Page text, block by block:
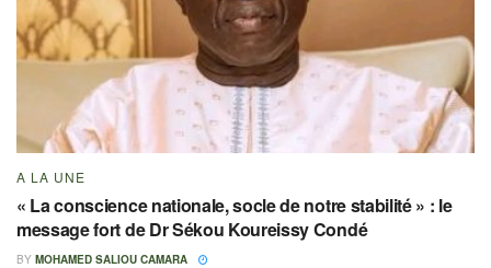
A LA UNE
« La conscience nationale, socle de notre stabilité » : le
message fort de Dr Sékou Koureissy Condé
BY MOHAMED SALIOU CAMARA